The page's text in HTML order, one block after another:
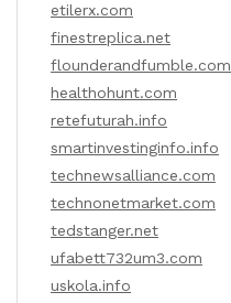
etilerx.com
finestreplica.net
flounderandfumble.com
healthohunt.com
retefuturah.info
smartinvestinginfo.info
technewsalliance.com
technonetmarket.com
tedstanger.net
ufabett732um3.com
uskola.info